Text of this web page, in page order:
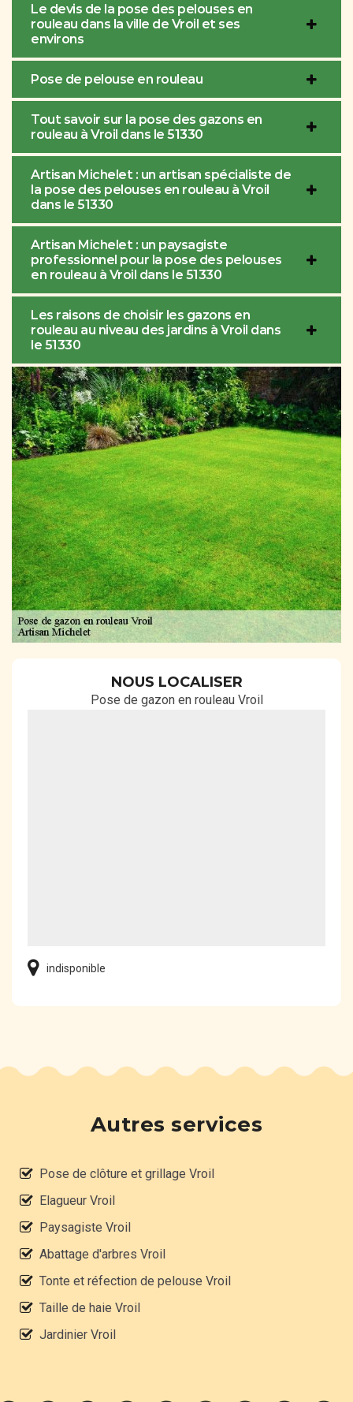
Le devis de la pose des pelouses en
rouleau dans la ville de Vroil et ses
environs
Pose de pelouse en rouleau
Tout savoir sur la pose des gazons en
rouleau à Vroil dans le 51330
Artisan Michelet : un artisan spécialiste de
la pose des pelouses en rouleau à Vroil
dans le 51330
Artisan Michelet : un paysagiste
professionnel pour la pose des pelouses
en rouleau à Vroil dans le 51330
Les raisons de choisir les gazons en
rouleau au niveau des jardins à Vroil dans
le 51330
NOUS LOCALISER
Pose de gazon en rouleau Vroil
indisponible
Autres services
Pose de clôture et grillage Vroil
Elagueur Vroil
Paysagiste Vroil
Abattage d'arbres Vroil
Tonte et réfection de pelouse Vroil
Taille de haie Vroil
Jardinier Vroil